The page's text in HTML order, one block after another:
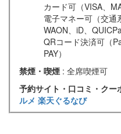
カード可（VISA、
電子マネー可（交通
WAON、iD、
QRコード決済可（
PAY）
禁煙・喫煙 : 全席喫煙可
予約サイト・口コミ・クー
ルメ 楽天ぐるなび